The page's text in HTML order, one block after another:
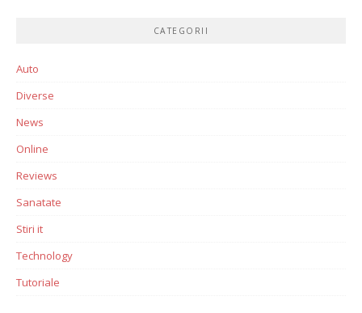
CATEGORII
Auto
Diverse
News
Online
Reviews
Sanatate
Stiri it
Technology
Tutoriale